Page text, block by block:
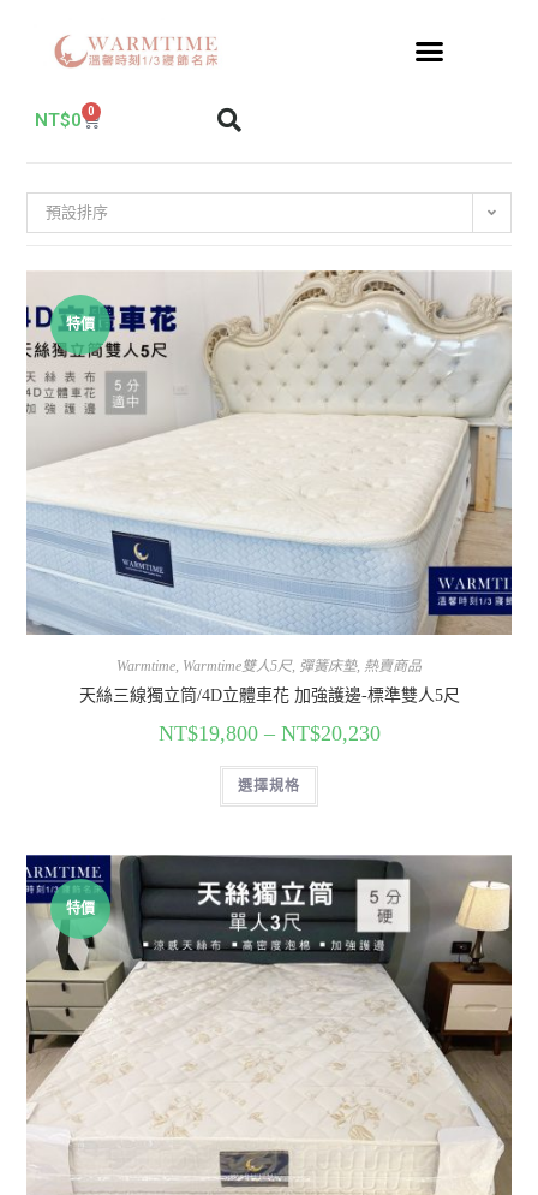
NT$0 0
預設排序
特價
Warmtime, Warmtime雙人5尺, 彈簧床墊, 熱賣商品
天絲三線獨立筒/4D立體車花 加強護邊-標準雙人5尺
NT$19,800– NT$20,230
選擇規格
特價